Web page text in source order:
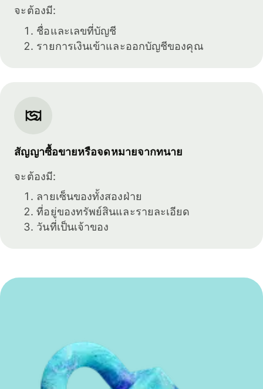
จะต้องมี:
ชื่อและเลขที่บัญชี
รายการเงินเข้าและออกบัญชีของคุณ
สัญญาซื้อขายหรือจดหมายจากทนาย
จะต้องมี:
ลายเซ็นของทั้งสองฝ่าย
ที่อยู่ของทรัพย์สินและรายละเอียด
วันที่เป็นเจ้าของ